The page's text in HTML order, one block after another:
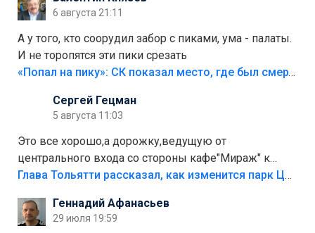
6 августа 21:11
А у того, кто соорудил забор с пиками, ума - палаты.
И не торопятся эти пики срезать
«Попал на пику»: СК показал место, где был смертельно травмирован ребенок в Тольятти
Сергей Гецман
5 августа 11:03
Это все хорошо,а дорожку,ведущую от
центрального входа со стороны кафе"Мираж" к
аттракционам слабо доделать?А то бордюры
лежала в парке и испортилась.Да еще,видимо,часть
украли.
Глава Тольятти рассказал, как изменится парк Центрального района
Геннадий Афанасьев
29 июля 19:59